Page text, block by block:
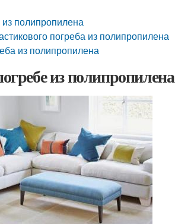
полипропилена
погреба из полипропилена
из полипропилена
из полипропилена